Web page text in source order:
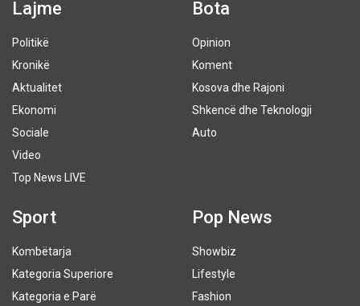
Lajme
Politikë
Kronikë
Aktualitet
Ekonomi
Sociale
Video
Top News LIVE
Bota
Opinion
Koment
Kosova dhe Rajoni
Shkencë dhe Teknologji
Auto
Sport
Kombëtarja
Kategoria Superiore
Kategoria e Parë
Pop News
Showbiz
Lifestyle
Fashion